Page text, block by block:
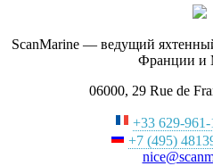
ScanMarine — ведущий
Франции и
06000, 29 Rue de
+33 629-961-
+7 (495)